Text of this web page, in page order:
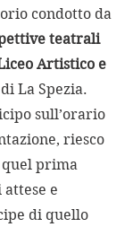
condotto da
teatrali
Artistico e
La Spezia.
sull’orario
riesco
quel prima
attese e
di quello